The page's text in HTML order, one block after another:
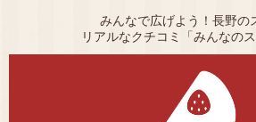
みんなで広げよう！長野の
リアルなクチコミ「みんなのス